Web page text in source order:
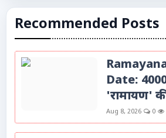
Recommended Posts
Date:
'रामायण'
Aug 8, 2026 0